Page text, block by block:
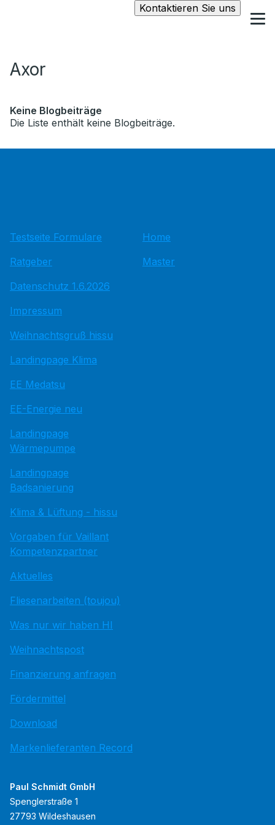
Kontaktieren Sie uns
Axor
Keine Blogbeiträge
Die Liste enthält keine Blogbeiträge.
Testseite Formulare
Ratgeber
Datenschutz 1.6.2026
Impressum
Weihnachtsgruß hissu
Landingpage Klima
EE Medatsu
EE-Energie neu
Landingpage
Wärmepumpe
Landingpage
Badsanierung
Klima & Lüftung - hissu
Vorgaben für Vaillant
Kompetenzpartner
Aktuelles
Fliesenarbeiten (toujou)
Was nur wir haben HI
Weihnachtspost
Finanzierung anfragen
Fördermittel
Download
Markenlieferanten Record
Home
Master
Paul Schmidt GmbH
Spenglerstraße 1
27793 Wildeshausen